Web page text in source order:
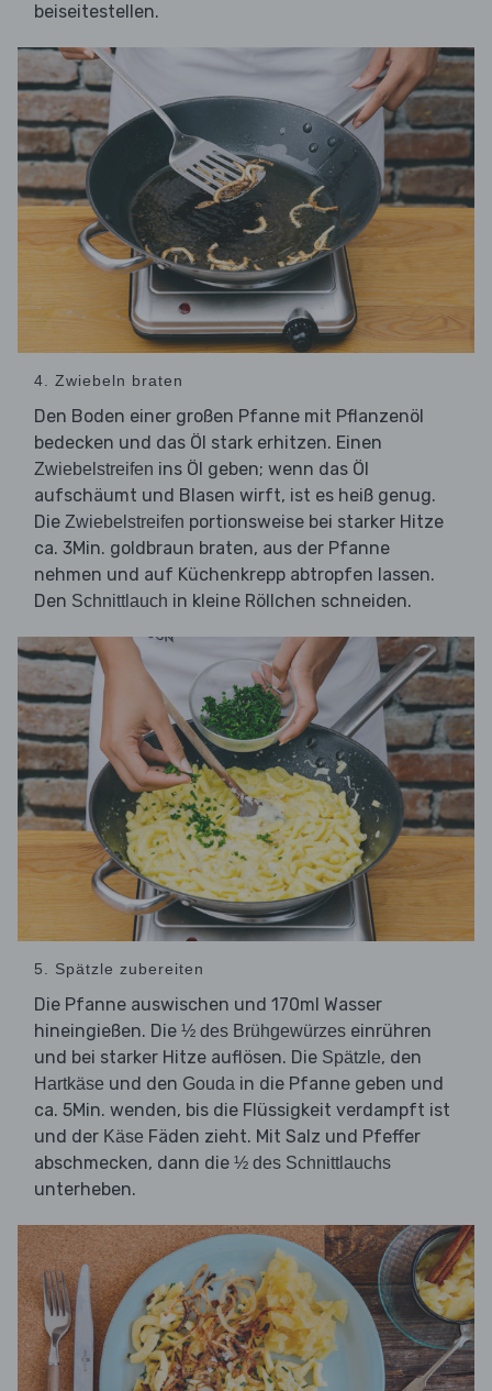
beiseitestellen.
4. Zwiebeln braten
Den Boden einer großen Pfanne mit Pflanzenöl
bedecken und das Öl stark erhitzen. Einen
Zwiebelstreifen ins Öl geben; wenn das Öl
aufschäumt und Blasen wirft, ist es heiß genug.
Die Zwiebelstreifen portionsweise bei starker Hitze
ca. 3Min. goldbraun braten, aus der Pfanne
nehmen und auf Küchenkrepp abtropfen lassen.
Den Schnittlauch in kleine Röllchen schneiden.
5. Spätzle zubereiten
Die Pfanne auswischen und 170ml Wasser
hineingießen. Die ½ des Brühgewürzes einrühren
und bei starker Hitze auflösen. Die Spätzle, den
Hartkäse und den Gouda in die Pfanne geben und
ca. 5Min. wenden, bis die Flüssigkeit verdampft ist
und der Käse Fäden zieht. Mit Salz und Pfeffer
abschmecken, dann die ½ des Schnittlauchs
unterheben.